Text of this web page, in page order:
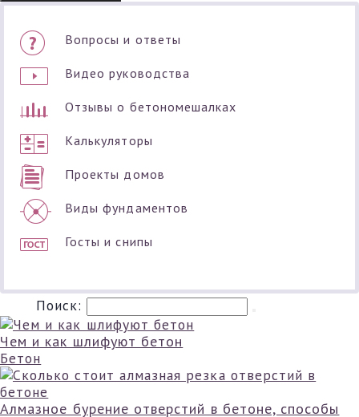
Вопросы и ответы
Видео руководства
Отзывы о бетономешалках
Калькуляторы
Проекты домов
Виды фундаментов
Госты и снипы
Поиск:
Чем и как шлифуют бетон
Бетон
Алмазное бурение отверстий в бетоне, способы